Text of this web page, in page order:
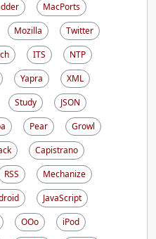
MacPorts
Mozilla
Twitter
ITS
NTP
Yapra
XML
Study
JSON
Pear
Growl
Capistrano
RSS
Mechanize
JavaScript
OOo
iPod